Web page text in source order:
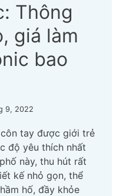
Thông
giá làm
bao
9, 2022
tay được giới trẻ
độ yêu thích nhất
này, thu hút rất
kế nhỏ gọn, thể
hố, đầy khỏe